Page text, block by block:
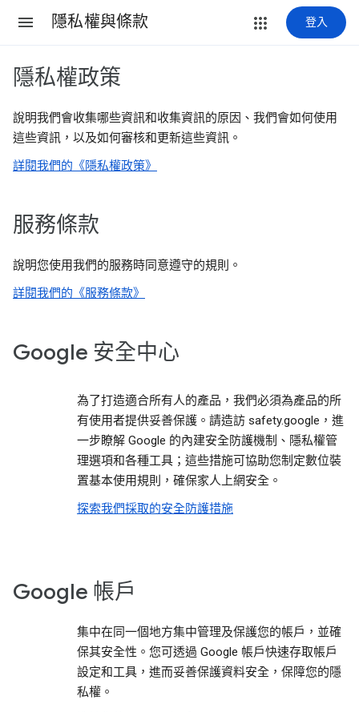
隱私權與條款 登入
隱私權政策
說明我們會收集哪些資訊和收集資訊的原因、我們會如何使用
這些資訊，以及如何審核和更新這些資訊。
詳閱我們的《隱私權政策》
服務條款
說明您使用我們的服務時同意遵守的規則。
詳閱我們的《服務條款》
Google 安全中心
為了打造適合所有人的產品，我們必須為產品的所
有使用者提供妥善保護。請造訪 safety.google，進
一步瞭解 Google 的內建安全防護機制、隱私權管
理選項和各種工具；這些措施可協助您制定數位裝
置基本使用規則，確保家人上網安全。
探索我們採取的安全防護措施
Google 帳戶
集中在同一個地方集中管理及保護您的帳戶，並確
保其安全性。您可透過 Google 帳戶快速存取帳戶
設定和工具，進而妥善保護資料安全，保障您的隱
私權。